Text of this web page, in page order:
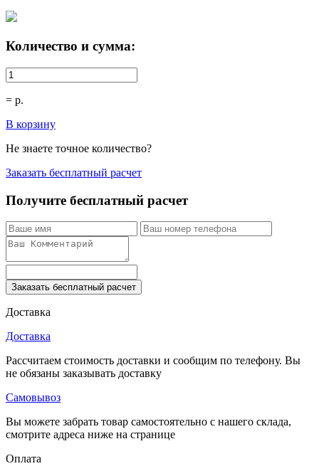
Количество и сумма:
= р.
В корзину
Не знаете точное количество?
Заказать бесплатный расчет
Получите бесплатный расчет
Заказать бесплатный расчет
Доставка
Доставка
Рассчитаем стоимость доставки и сообщим по телефону. Вы
не обязаны заказывать доставку
Самовывоз
Вы можете забрать товар самостоятельно с нашего склада,
смотрите адреса ниже на странице
Оплата